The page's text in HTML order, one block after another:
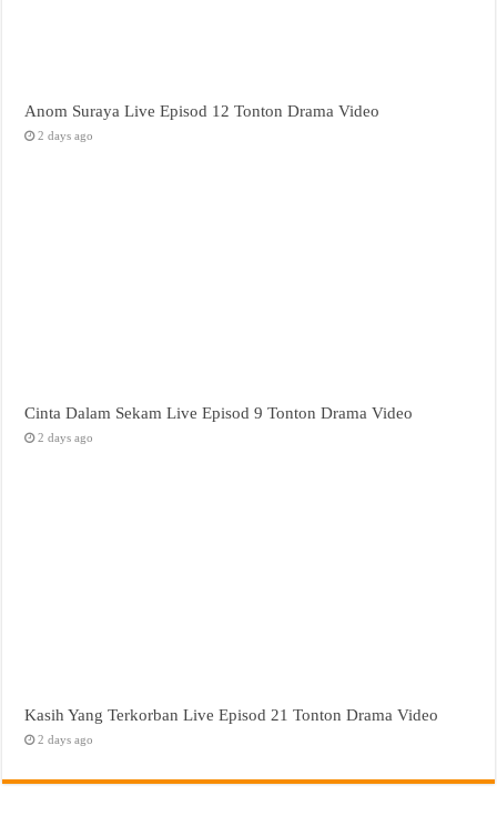
Anom Suraya Live Episod 12 Tonton Drama Video
2 days ago
Cinta Dalam Sekam Live Episod 9 Tonton Drama Video
2 days ago
Kasih Yang Terkorban Live Episod 21 Tonton Drama Video
2 days ago